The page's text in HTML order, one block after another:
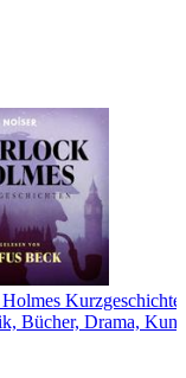
Bücher, Drama,